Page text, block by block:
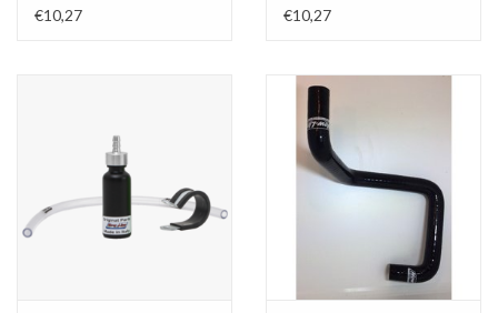
€10,27
€10,27